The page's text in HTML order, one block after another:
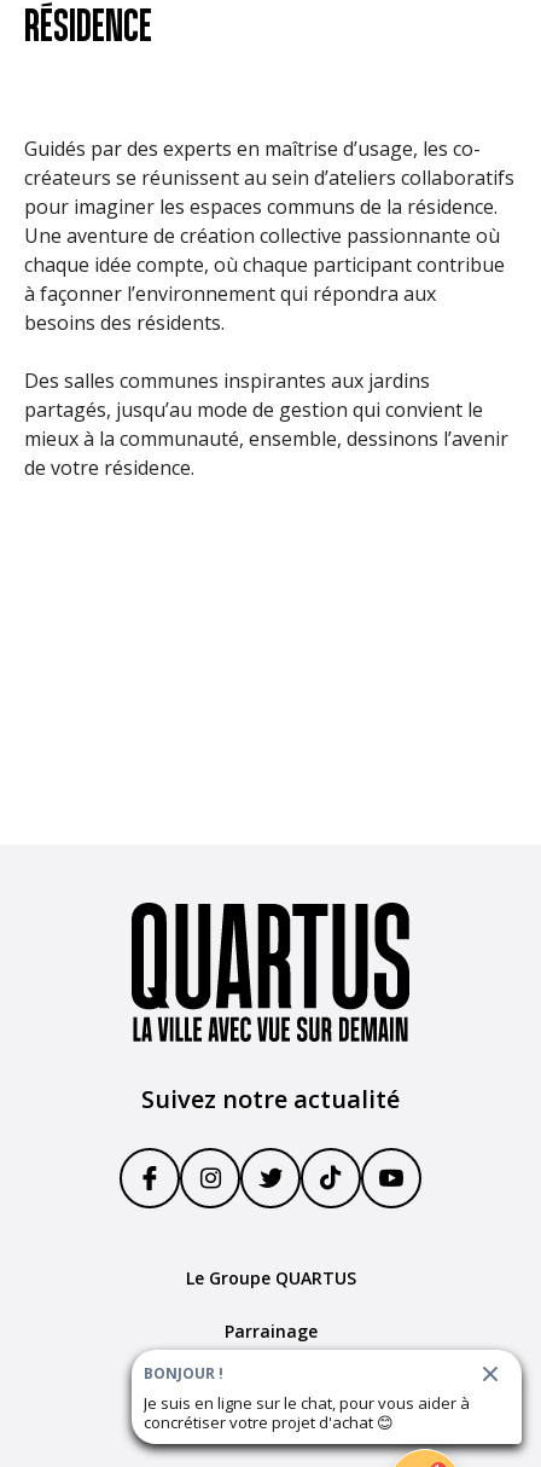
RÉSIDENCE
Guidés par des experts en maîtrise d’usage, les co-
créateurs se réunissent au sein d’ateliers collaboratifs
pour imaginer les espaces communs de la résidence.
Une aventure de création collective passionnante où
chaque idée compte, où chaque participant contribue
à façonner l’environnement qui répondra aux
besoins des résidents.
Des salles communes inspirantes aux jardins
partagés, jusqu’au mode de gestion qui convient le
mieux à la communauté, ensemble, dessinons l’avenir
de votre résidence.
Suivez notre actualité
Le Groupe QUARTUS
Parrainage
Devenir partenaire
Plan du site
BONJOUR !
Je suis en ligne sur le chat, pour vous aider à
concrétiser votre projet d'achat 😊